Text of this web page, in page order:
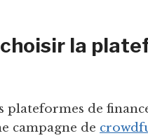
la
plateformes de
campagne de